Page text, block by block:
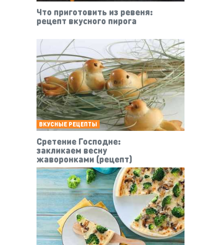
Что приготовить из ревеня:
рецепт вкусного пирога
ВКУСНЫЕ РЕЦЕПТЫ
Сретение Господне:
закликаем весну
жаворонками (рецепт)